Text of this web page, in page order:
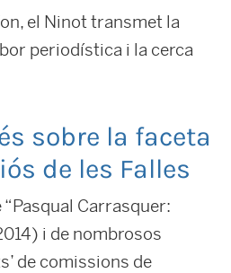
el Ninot transmet la
periodística i la cerca
sobre la faceta
de les Falles
Carrasquer:
i de nombrosos
de comissions de